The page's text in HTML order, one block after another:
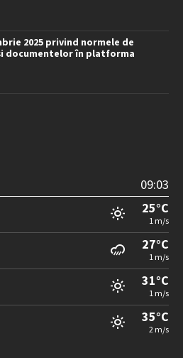
2025 privind normele de
documentelor în platforma
09:03
25°C
1 m/s
27°C
1 m/s
31°C
1 m/s
35°C
2 m/s